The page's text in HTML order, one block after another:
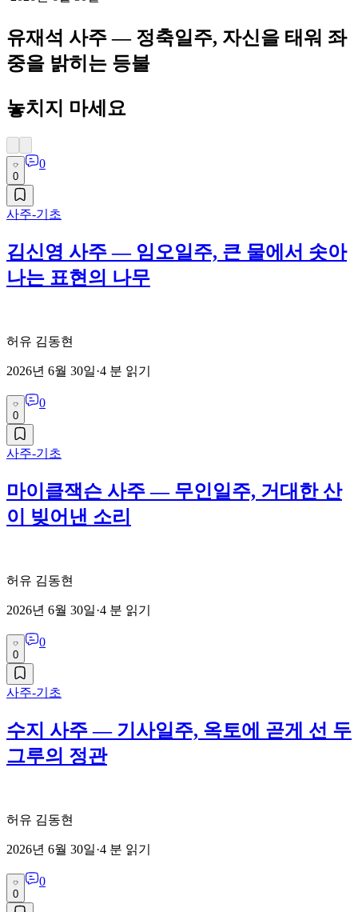
유재석 사주 — 정축일주, 자신을 태워 좌
중을 밝히는 등불
놓치지 마세요
0
0
사주-기초
김신영 사주 — 임오일주, 큰 물에서 솟아
나는 표현의 나무
허유 김동현
2026년 6월 30일·4 분 읽기
0
0
사주-기초
마이클잭슨 사주 — 무인일주, 거대한 산
이 빚어낸 소리
허유 김동현
2026년 6월 30일·4 분 읽기
0
0
사주-기초
수지 사주 — 기사일주, 옥토에 곧게 선 두
그루의 정관
허유 김동현
2026년 6월 30일·4 분 읽기
0
0